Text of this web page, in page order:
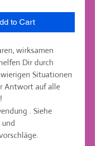
to Cart
wirksamen
Dir durch
Situationen
Antwort auf alle
. Siehe
und